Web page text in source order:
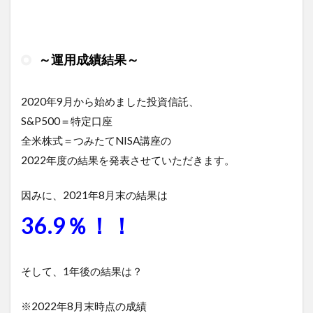
～運用成績結果～
2020年9月から始めました投資信託、
S&P500＝特定口座
全米株式＝つみたてNISA講座の
2022年度の結果を発表させていただきます。
因みに、2021年8月末の結果は
36.9％！！
そして、1年後の結果は？
※2022年8月末時点の成績